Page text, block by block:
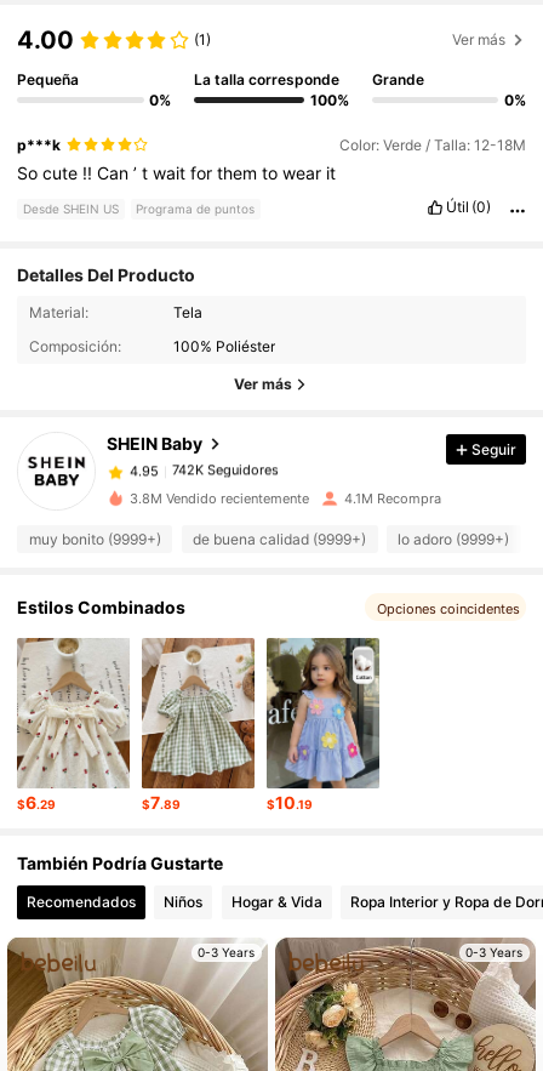
4.00 (1) Ver más
Pequeña
0%
La talla corresponde
100%
Grande
0%
p***k Color: Verde / Talla: 12-18M
Socute !!Can’twaitforthemtowear it
Desde SHEIN US Programa de puntos Útil (0)
Detalles Del Producto
Material:
Tela
Composición:
100% Poliéster
Ver más
SHEIN Baby
742K Seguidores
742K Seguidores
742K Seguidores
r***9pagó Hace 14 horas
4.95 742K Seguidores
4.95 742K Seguidores
4.95 742K Seguidores
4.95 742K Seguidores
4.95 742K Seguidores
4.95 742K Seguidores
4.95 742K Seguidores
Seguir
3.8M Vendido recientemente 4.1M Recompra
muy bonito (9999+) de buena calidad (9999+) lo adoro (9999+)
Estilos Combinados Opciones coincidentes
$6.29 $7.89 $10.19
También Podría Gustarte
Recomendados Niños Hogar & Vida Ropa Interior y Ropa de
0-3 Years 0-3 Years